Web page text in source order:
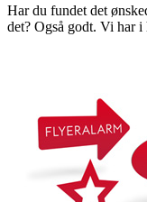
Har du fundet det
det? Også godt. Vi har